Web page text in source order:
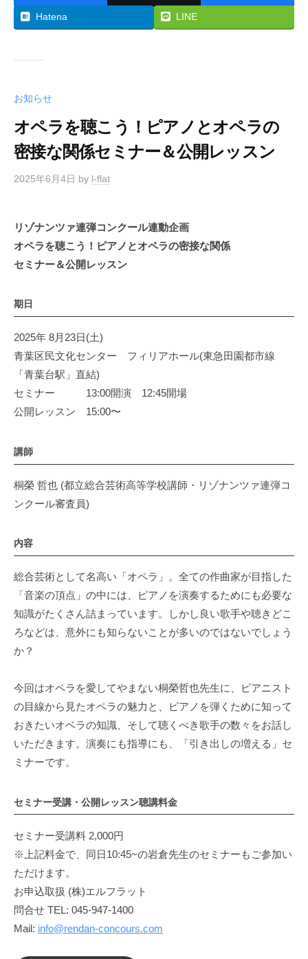
Hatena LINE
お知らせ
オペラを聴こう！ピアノとオペラの
密接な関係セミナー＆公開レッスン
2025年6月4日 by l-flat
リゾナンツァ連弾コンクール連動企画
オペラを聴こう！ピアノとオペラの密接な関係
セミナー＆公開レッスン
期日
2025年 8月23日(土)
青葉区民文化センター フィリアホール(東急田園都市線
「青葉台駅」直結)
セミナー 13:00開演 12:45開場
公開レッスン 15:00〜
講師
桐榮 哲也 (都立総合芸術高等学校講師・リゾナンツァ連弾コ
ンクール審査員)
内容
総合芸術として名高い「オペラ」。全ての作曲家が目指した
「音楽の頂点」の中には、ピアノを演奏するためにも必要な
知識がたくさん詰まっています。しかし良い歌手や聴きどこ
ろなどは、意外にも知らないことが多いのではないでしょう
か？
今回はオペラを愛してやまない桐榮哲也先生に、ピアニスト
の目線から見たオペラの魅力と、ピアノを弾くために知って
おきたいオベラの知識、そして聴くべき歌手の数々をお話し
いただきます。演奏にも指導にも、「引き出しの増える」セ
ミナーです。
セミナー受講・公開レッスン聴講料金
セミナー受講料 2,000円
※上記料金で、同日10:45~の岩倉先生のセミナーもご参加い
ただけます。
お申込取扱 (株)エルフラット
問合せ TEL: 045-947-1400
Mail: info@rendan-concours.com